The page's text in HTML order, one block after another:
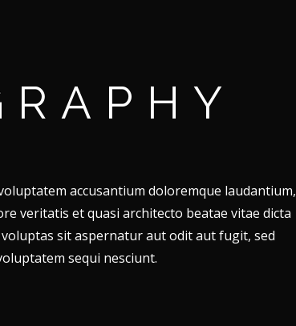
accusantium doloremque laudantium,
veritatis et quasi architecto beatae vitae dicta
sit aspernatur aut odit aut fugit, sed
sequi nesciunt.